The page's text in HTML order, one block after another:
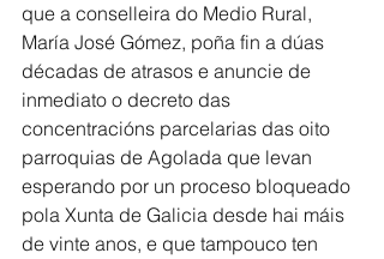
que a conselleira do Medio Rural,
María José Gómez, poña fin a dúas
décadas de atrasos e anuncie de
inmediato o decreto das
concentracións parcelarias das oito
parroquias de Agolada que levan
esperando por un proceso bloqueado
pola Xunta de Galicia desde hai máis
de vinte anos, e que tampouco ten